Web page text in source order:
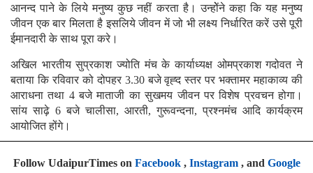
आनन्द पाने के लिये मनुष्य कुछ नहीं करता है। उन्होेंने कहा कि यह मनुष्य
जीवन एक बार मिलता है इसलिये जीवन में जो भी लक्ष्य निर्धारित करें उसे पूरी
ईमानदारी के साथ पूरा करे।
अखिल भारतीय सुप्रकाश ज्योति मंच के कार्याध्यक्ष ओमप्रकाश गदोवत ने
बताया कि रविवार को दोपहर 3.30 बजे वृह्द स्तर पर भक्तामर महाकाव्य की
आराधना तथा 4 बजे माताजी का सुखमय जीवन पर विशेष प्रवचन होगा।
सांय साढ़े 6 बजे चालीसा, आरती, गुरूवन्दना, प्रश्नमंच आदि कार्यक्रम
आयोजित होंगे।
Follow UdaipurTimes on Facebook, Instagram, and Google